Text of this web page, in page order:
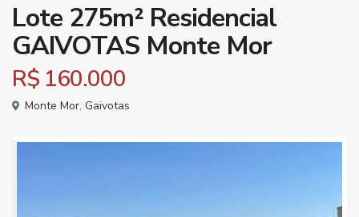
Lote 275m² Residencial
GAIVOTAS Monte Mor
R$ 160.000
Monte Mor, Gaivotas